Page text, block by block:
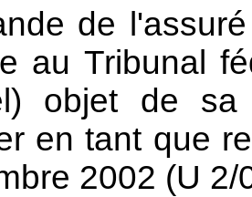
de
au Tribunal
objet de
en tant que
2002 (U 2/